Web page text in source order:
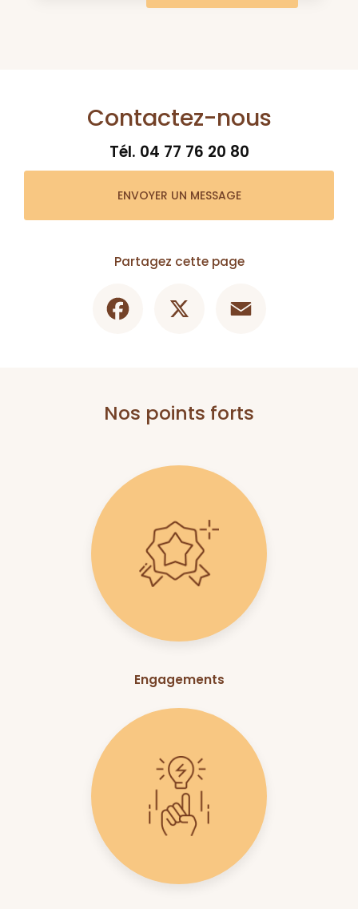
Contactez-nous
Tél. 04 77 76 20 80
ENVOYER UN MESSAGE
Partagez cette page
Nos points forts
Engagements